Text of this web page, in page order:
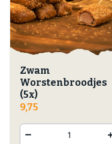
Zwam
Worstenbroodjes
(5x)
9,75